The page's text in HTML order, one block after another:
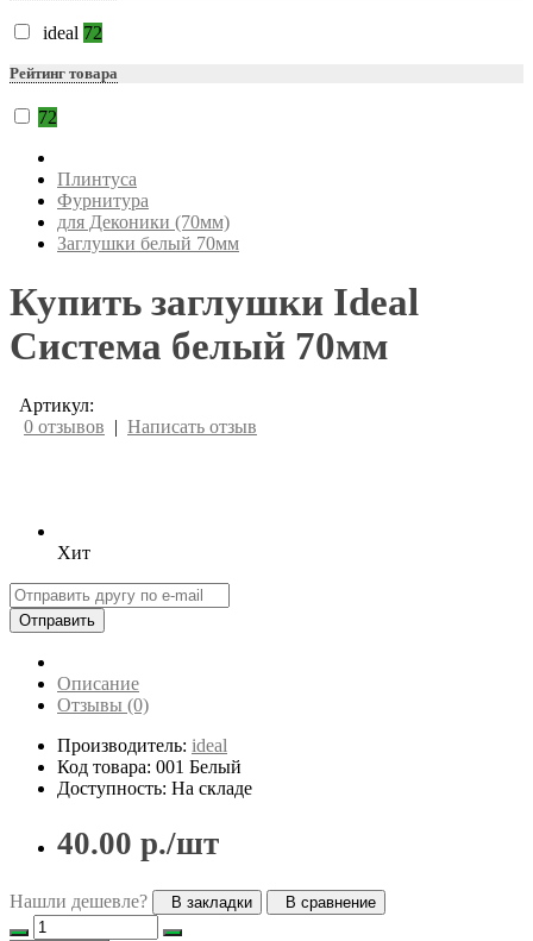
ideal 72
Рейтинг товара
72
Плинтуса
Фурнитура
для Деконики (70мм)
Заглушки белый 70мм
Купить заглушки Ideal
Система белый 70мм
Артикул:
0 отзывов | Написать отзыв
Хит
Отправить
Описание
Отзывы (0)
Производитель: ideal
Код товара: 001 Белый
Доступность: На складе
40.00 р./шт
Нашли дешевле? В закладки В сравнение